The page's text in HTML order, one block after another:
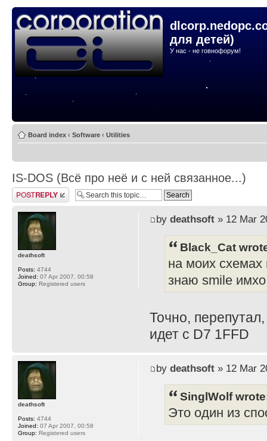
для детей)
У нас - не говнофорум!
Board index ‹ Software ‹ Utilities
IS-DOS (Всё про неё и с ней связанное...)
Post a reply
by deathsoft» 12 Mar
Black_Cat
на моих схемах
знаю smile
Точно,
идет с D7 1FFD
deathsoft
Posts: 4744
Joined: 07 Apr 2007, 00:58
Group: Registered users
by deathsoft» 12 Mar
SinglWolf
Это один из
deathsoft
Posts: 4744
Joined: 07 Apr 2007, 00:58
Group: Registered users